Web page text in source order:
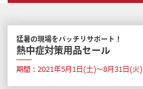
猛暑の現場をバッチリサポート！
熱中症対策用品セール
期間：2021年5月1日(土)～8月31日(火)